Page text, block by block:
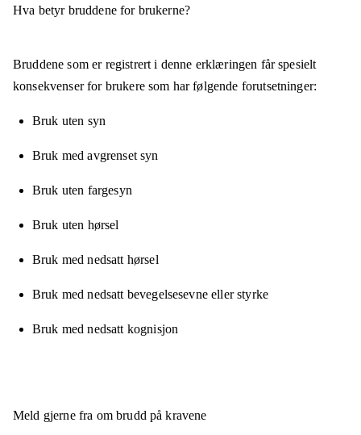
Hva betyr bruddene for brukerne?
Bruddene som er registrert i denne erklæringen får spesielt
konsekvenser for brukere som har følgende forutsetninger:
Bruk uten syn
Bruk med avgrenset syn
Bruk uten fargesyn
Bruk uten hørsel
Bruk med nedsatt hørsel
Bruk med nedsatt bevegelsesevne eller styrke
Bruk med nedsatt kognisjon
Meld gjerne fra om brudd på kravene